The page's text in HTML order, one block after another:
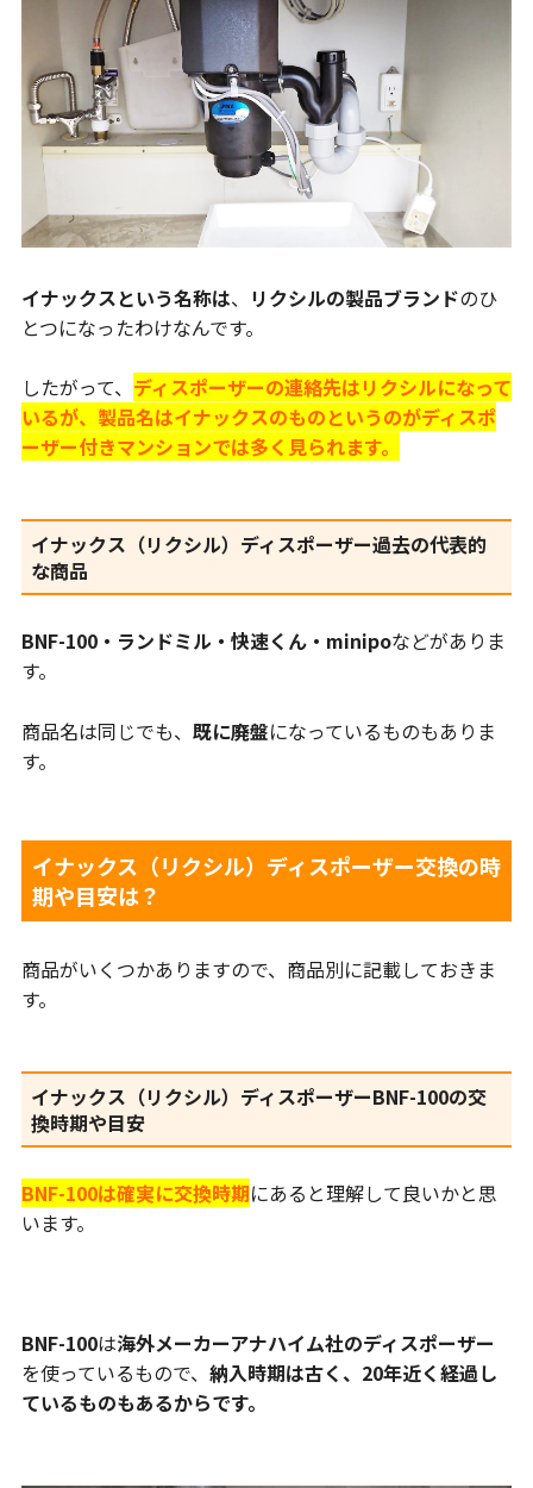
イナックスという名称は、 リクシルの製品ブランドのひ
とつになったわけなんです。
したがって、 ディスポーザーの連絡先はリクシルになって
いるが、製品名はイナックスのものというのがディスポ
ーザー付きマンションでは多く見られます。
イナックス（リクシル）ディスポーザー過去の代表的
な商品
BNF-100・ランドミル・快速くん・minipoなどがありま
す。
商品名は同じでも、 既に廃盤になっているものもありま
す。
イナックス（リクシル）ディスポーザー交換の時
期や目安は？
商品がいくつかありますので、商品別に記載しておきま
す。
イナックス（リクシル）ディスポーザーBNF-100の交
換時期や目安
BNF-100は確実に交換時期にあると理解して良いかと思
います。
BNF-100は海外メーカーアナハイム社のディスポーザー
を使っているもので、 納入時期は古く、20年近く経過し
ているものもあるからです。